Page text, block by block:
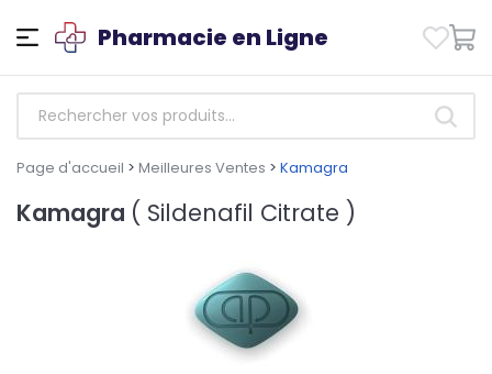
Pharmacie en Ligne
Page d'accueil > Meilleures Ventes > Kamagra
Kamagra ( Sildenafil Citrate )